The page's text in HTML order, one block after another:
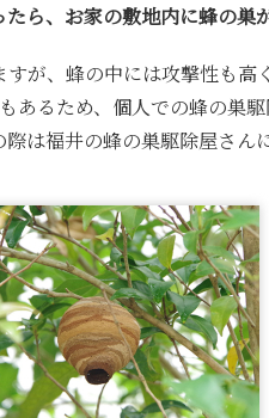
ら、お家の敷地内に蜂の巣
が、蜂の中には攻撃性も高
るため、個人での蜂の巣駆
は福井の蜂の巣駆除屋さん